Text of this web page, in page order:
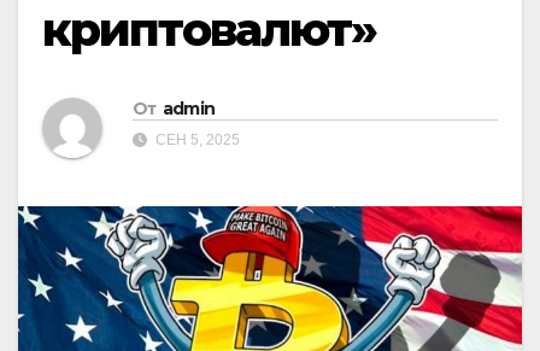
криптовалют»
От admin
СЕН 5, 2025